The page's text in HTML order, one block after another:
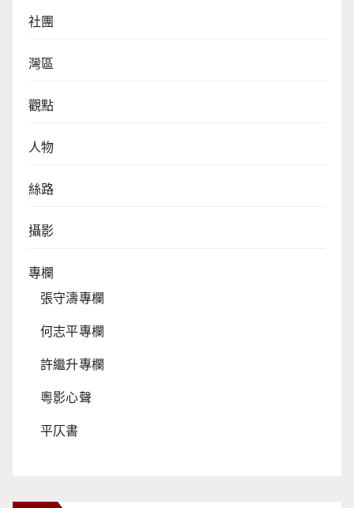
社團
灣區
觀點
人物
絲路
攝影
專欄
張守濤專欄
何志平專欄
許繼升專欄
粵影心聲
平仄書